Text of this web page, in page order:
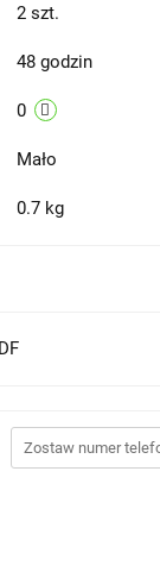
2 szt.
48 godzin
0
Mało
0.7 kg